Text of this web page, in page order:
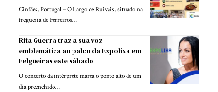
Cinfães, Portugal – O Largo de Ruivais, situado na
freguesia de Ferreiros…
Rita Guerra traz a sua voz
emblemática ao palco da Expolixa em
Felgueiras este sábado
O concerto da intérprete marca o ponto alto de um
dia preenchido…